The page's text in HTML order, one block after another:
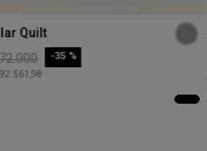
Quilt
.000 -35 %